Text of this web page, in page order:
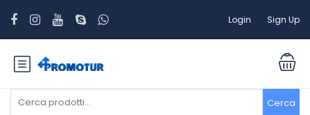
Login Sign Up
Cerca